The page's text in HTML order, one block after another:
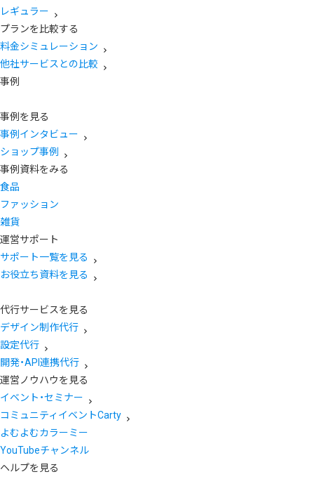
レギュラー
プランを比較する
料金シミュレーション
他社サービスとの比較
事例
事例を見る
事例インタビュー
ショップ事例
事例資料をみる
食品
ファッション
雑貨
運営サポート
サポート一覧を見る
お役立ち資料を見る
代行サービスを見る
デザイン制作代行
設定代行
開発・API連携代行
運営ノウハウを見る
イベント・セミナー
コミュニティイベントCarty
よむよむカラーミー
YouTubeチャンネル
ヘルプを見る